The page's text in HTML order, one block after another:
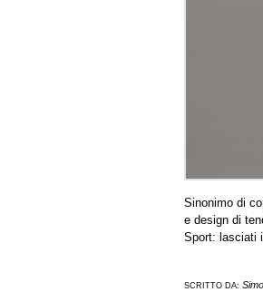
Sinonimo di
e design di
Sport: lasciati
SCRITTO DA: